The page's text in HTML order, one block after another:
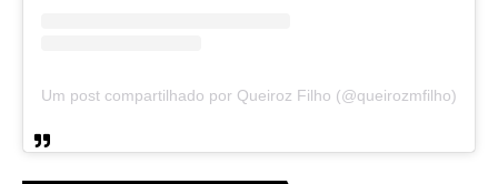
Um post compartilhado por Queiroz Filho (@queirozmfilho)